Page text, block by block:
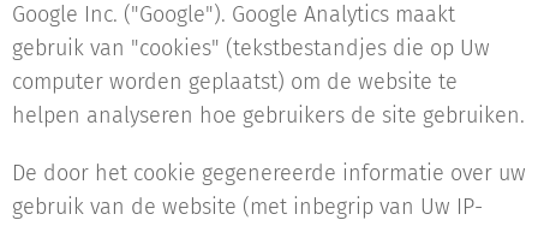
Google Inc. ("Google"). Google Analytics maakt
gebruik van "cookies" (tekstbestandjes die op Uw
computer worden geplaatst) om de website te
helpen analyseren hoe gebruikers de site gebruiken.
De door het cookie gegenereerde informatie over uw
gebruik van de website (met inbegrip van Uw IP-